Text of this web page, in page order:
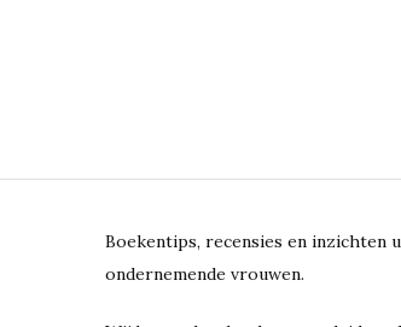
Boekentips, recensies en inzichten
ondernemende vrouwen.